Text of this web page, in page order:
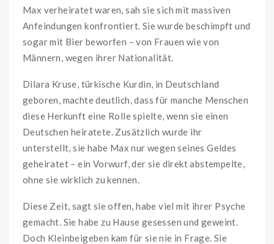
Max verheiratet waren, sah sie sich mit massiven
Anfeindungen konfrontiert. Sie wurde beschimpft und
sogar mit Bier beworfen – von Frauen wie von
Männern, wegen ihrer Nationalität.
Dilara Kruse, türkische Kurdin, in Deutschland
geboren, machte deutlich, dass für manche Menschen
diese Herkunft eine Rolle spielte, wenn sie einen
Deutschen heiratete. Zusätzlich wurde ihr
unterstellt, sie habe Max nur wegen seines Geldes
geheiratet – ein Vorwurf, der sie direkt abstempelte,
ohne sie wirklich zu kennen.
Diese Zeit, sagt sie offen, habe viel mit ihrer Psyche
gemacht. Sie habe zu Hause gesessen und geweint.
Doch Kleinbeigeben kam für sie nie in Frage. Sie